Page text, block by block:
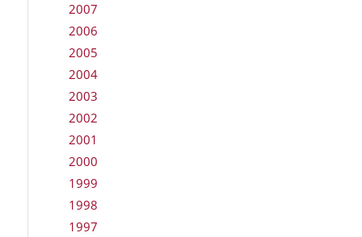
2007
2006
2005
2004
2003
2002
2001
2000
1999
1998
1997